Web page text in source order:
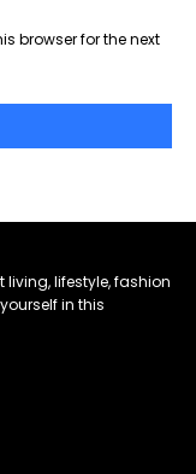
browser for the next
living, lifestyle, fashion
in this